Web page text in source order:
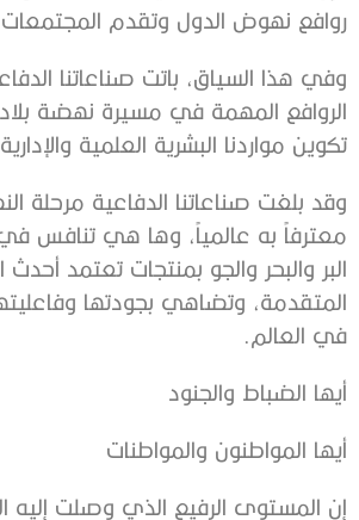
روافع نهوض الدول وتقدم المجتمعات.
وفي هذا السياق، باتت صناعاتنا
الروافع المهمة في مسيرة نهضة
تكوين مواردنا البشرية العلمية
وقد بلغت صناعاتنا الدفاعية مرحلة
معترفاً به عالمياً، وها هي تنافس
البر والبحر والجو بمنتجات تعتمد أحدث
المتقدمة، وتضاهي بجودتها
في العالم.
أيها الضباط والجنود
أيها المواطنون والمواطنات
إن المستوى الرفيع الذي وصلت إليه